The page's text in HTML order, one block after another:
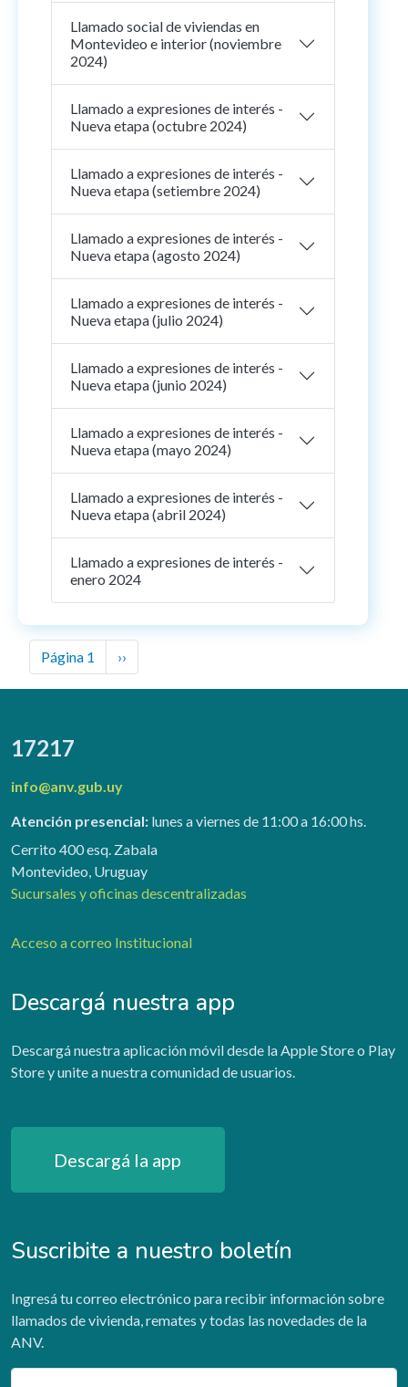
Llamado social de viviendas en
Montevideo e interior (noviembre
2024)
Llamado a expresiones de interés -
Nueva etapa (octubre 2024)
Llamado a expresiones de interés -
Nueva etapa (setiembre 2024)
Llamado a expresiones de interés -
Nueva etapa (agosto 2024)
Llamado a expresiones de interés -
Nueva etapa (julio 2024)
Llamado a expresiones de interés -
Nueva etapa (junio 2024)
Llamado a expresiones de interés -
Nueva etapa (mayo 2024)
Llamado a expresiones de interés -
Nueva etapa (abril 2024)
Llamado a expresiones de interés -
enero 2024
Paginación
Página 1 Next page
››
17217
info@anv.gub.uy
Atención presencial: lunes a viernes de 11:00 a 16:00 hs.
Cerrito 400 esq. Zabala
Montevideo, Uruguay
Sucursales y oficinas descentralizadas
Acceso a correo Institucional
Descargá nuestra app
Descargá nuestra aplicación móvil desde la Apple Store o Play
Store y unite a nuestra comunidad de usuarios.
Descargá la app
Suscribite a nuestro boletín
Ingresá tu correo electrónico para recibir información sobre
llamados de vivienda, remates y todas las novedades de la
ANV.
Email